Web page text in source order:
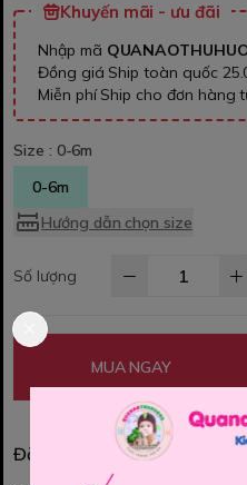
Khuyến mãi - ưu đãi
Nhập mã
Đồng giá Ship toàn quốc
Miễn phí Ship cho đơn hàng
Size : 0-6m
0-6m
Hướng dẫn chọn size
Số lượng
MUA NGAY
Đặc điểm nổi bật